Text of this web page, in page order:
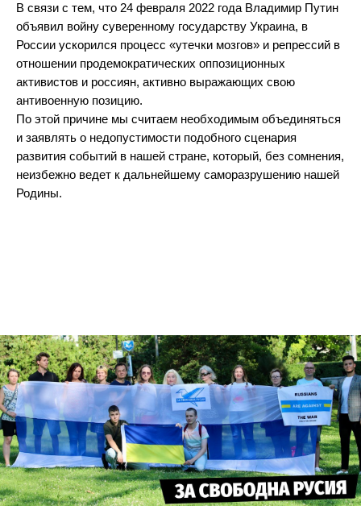
В связи с тем, что 24 февраля 2022 года Владимир Путин
объявил войну суверенному государству Украина, в
России ускорился процесс «утечки мозгов» и репрессий в
отношении продемократических оппозиционных
активистов и россиян, активно выражающих свою
антивоенную позицию.
По этой причине мы считаем необходимым объединяться
и заявлять о недопустимости подобного сценария
развития событий в нашей стране, который, без сомнения,
неизбежно ведет к дальнейшему саморазрушению нашей
Родины.